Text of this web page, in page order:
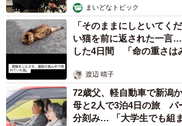
まいどなトピック
「そのままにしといてく
い猫を前に返された一言
した4日間 「命の重さは
渡辺 晴子
72歳父、軽自動車で新潟
母と2人で3泊4日の旅 パ
分刻み… 「大学生でも組